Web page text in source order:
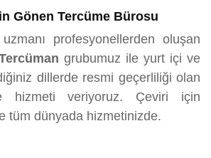
Gönen Tercüme Bürosu
profesyonellerden oluşan
grubumuz ile yurt içi ve
dillerde resmi geçerliliği olan
hizmeti veriyoruz. Çeviri için
tüm dünyada hizmetinizde.